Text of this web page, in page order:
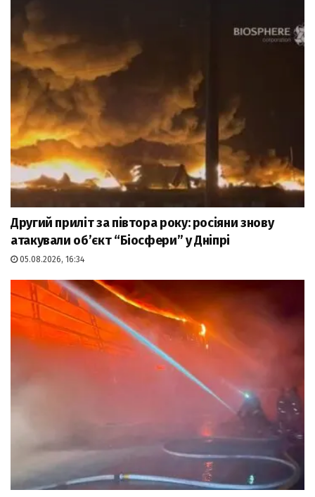
Другий приліт за півтора року: росіяни знову
атакували об’єкт “Біосфери” у Дніпрі
05.08.2026, 16:34